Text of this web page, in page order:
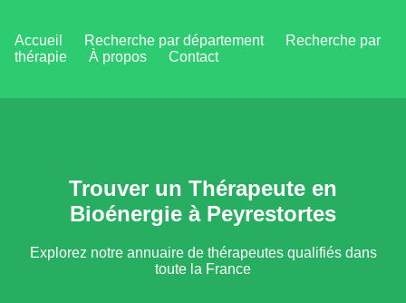
Accueil Recherche par département
Recherche par
thérapie
À propos Contact
Trouver un Thérapeute en
Bioénergie à Peyrestortes
Explorez notre annuaire de thérapeutes qualifiés dans
toute la France